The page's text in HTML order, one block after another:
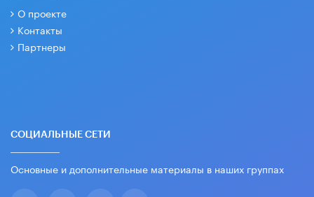
О проекте
Контакты
Партнеры
СОЦИАЛЬНЫЕ СЕТИ
Основные и дополнительные материалы в наших группах